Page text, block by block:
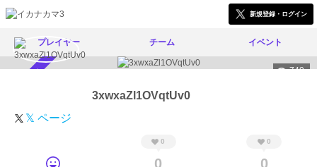
新規登録・ログイン
プレイヤー チーム イベント
749
3xwxaZl1OVqtUv0
𝕏 ページ
0
0
0
0